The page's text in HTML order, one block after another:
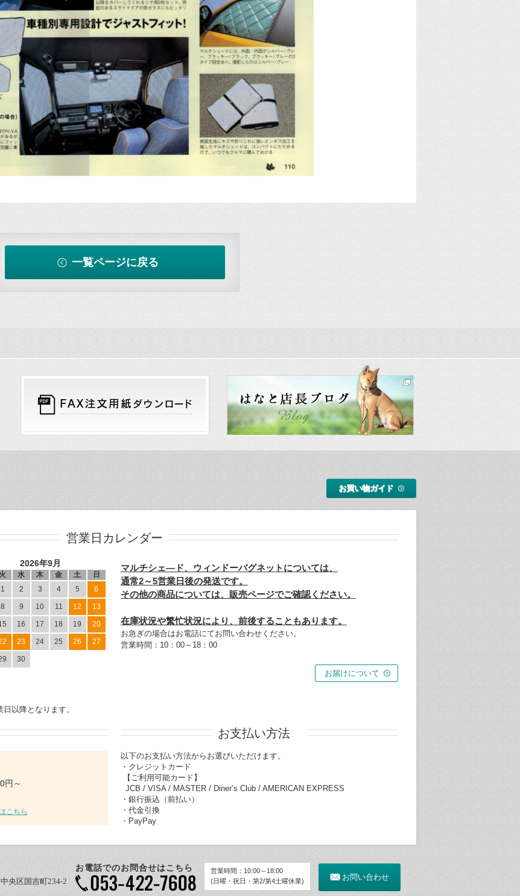
一覧ページに戻る
お買い物ガイド
営業日カレンダー
2026年9月
火 水 木 金 土
日
1
2 3 4 5 6
8 9 10 11 12 13
16 17 18 19 20
23 24 25 26 27
30
以降となります。
マルチシェ―ド、ウィンドーバグネットについては、
通常2～5営業日後の発送です。
その他の商品については、販売ページでご確認ください。
在庫状況や繁忙状況により、前後することもあります。
お急ぎの場合はお電話にてお問い合わせください。
営業時間：10：00～18：00
お届けについて
円～
こちら
お支払い方法
以下のお支払い方法からお選びいただけます。
・クレジットカード
【ご利用可能カード】
JCB / VISA / MASTER / Diner’s Club / AMERICAN EXPRESS
・銀行振込（前払い）
・代金引換
・PayPay
央区国吉町234-2
お電話でのお問合せはこちら
営業時間：10:00～18:00
(日曜・祝日・第2/第4土曜休業)
お問い合わせ